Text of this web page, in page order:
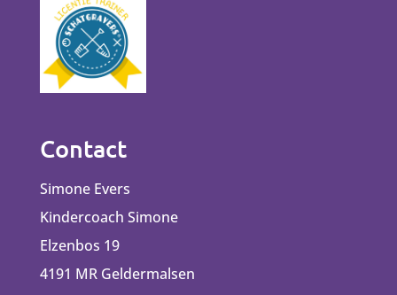
Contact
Simone Evers
Kindercoach Simone
Elzenbos 19
4191 MR Geldermalsen